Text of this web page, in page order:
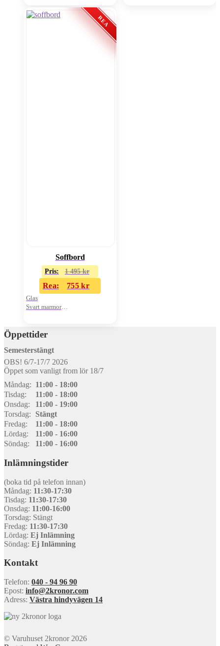
Soffbord
Pris: 1 495kr
Rea: 755kr
Glas
Svart marmor
Öppettider
Semesterstängt
OBS! 6/7-17/7 2026
Öppet som vanligt from lör 18/7
Måndag: 11:00 - 18:00
Tisdag:
11:00 - 18:00
Onsdag:
11:00 - 19:00
Torsdag:
Stängt
Fredag:
11:00 - 18:00
Lördag:
11:00 - 16:00
Söndag:
11:00 - 16:00
Inlämningstider
(boka tid på telefon innan)
Måndag: 11:30-17:30
Tisdag: 11:30-17:30
Onsdag: 11:00-16:00
Torsdag: Stängt
Fredag: 11:30-17:30
Lördag: Ej Inlämning
Söndag: Ej Inlämning
Kontakt
Telefon: 040 - 94 96 90
Epost: info@2kronor.com
Adress: Västra hindyvägen 14
© Varuhuset 2kronor 2026